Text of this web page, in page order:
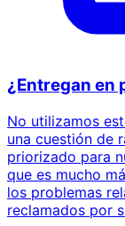
¿Entregan en
No utilizamos
una cuestión de
priorizado para
que es mucho
los problemas
reclamados por